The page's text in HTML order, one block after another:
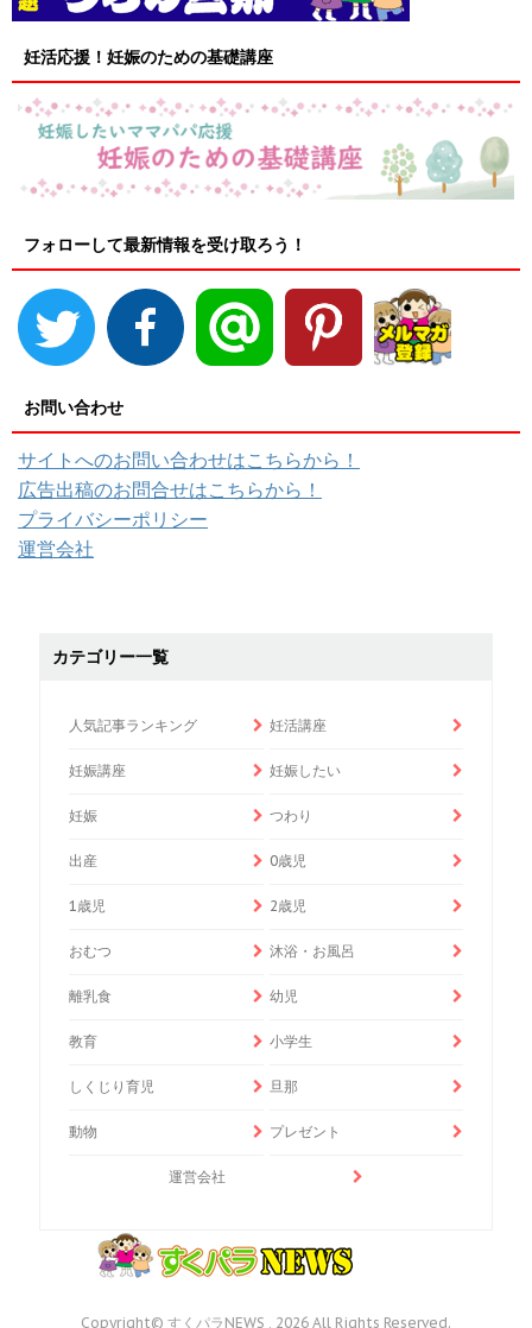
妊活応援！妊娠のための基礎講座
フォローして最新情報を受け取ろう！
お問い合わせ
サイトへのお問い合わせはこちらから！
広告出稿のお問合せはこちらから！
プライバシーポリシー
運営会社
カテゴリー一覧
人気記事ランキング 妊活講座
妊娠講座 妊娠したい
妊娠 つわり
出産 0歳児
1歳児 2歳児
おむつ 沐浴・お風呂
離乳食 幼児
教育 小学生
しくじり育児 旦那
動物 プレゼント
運営会社
Copyright© すくパラNEWS , 2026 All Rights Reserved.